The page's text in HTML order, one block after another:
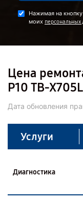
Нажимая на
моих персональных
Цена
P10 TB-
Дата обновления
Услуги
Диагностика